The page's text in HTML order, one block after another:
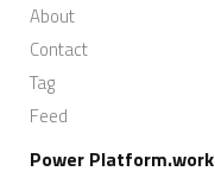
About
Contact
Tag
Feed
Power Platform.work